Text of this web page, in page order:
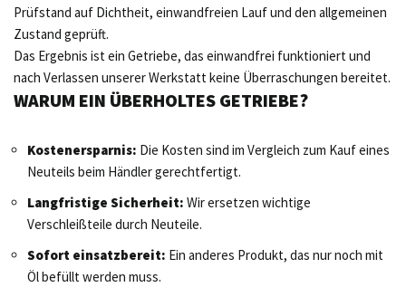
Prüfstand auf Dichtheit, einwandfreien Lauf und den allgemeinen
Zustand geprüft.
Das Ergebnis ist ein Getriebe, das einwandfrei funktioniert und
nach Verlassen unserer Werkstatt keine Überraschungen bereitet.
WARUM EIN ÜBERHOLTES GETRIEBE?
Kostenersparnis: Die Kosten sind im Vergleich zum Kauf eines
Neuteils beim Händler gerechtfertigt.
Langfristige Sicherheit: Wir ersetzen wichtige
Verschleißteile durch Neuteile.
Sofort einsatzbereit: Ein anderes Produkt, das nur noch mit
Öl befüllt werden muss.